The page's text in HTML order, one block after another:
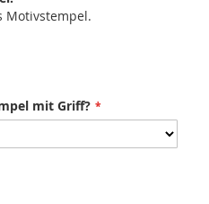
Motivstempel.
mit Griff?